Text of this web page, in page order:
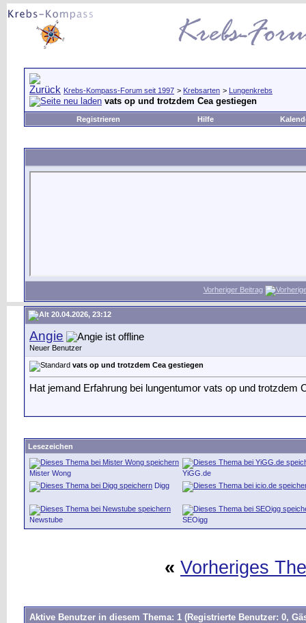
Krebs-Kompass-Forum seit 1997 > Krebsarten > Lungenkrebs
vats op und trotzdem Cea gestiegen
Registrieren Hilfe
Vorheriger Beitrag
20.04.2026, 23:12
Angie
Neuer Benutzer
vats op und trotzdem Cea gestiegen
Hat jemand Erfahrung bei lungentumor vats op und trotzdem
Lesezeichen
Mister Wong
YiGG.de
Digg
Newstube SEOigg
« Vorheriges
Aktive Benutzer in diesem Thema: 1 (Registrierte Benutzer: 0,